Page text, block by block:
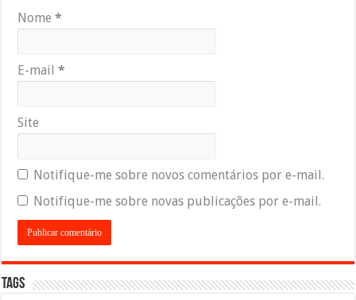
Nome*
E-mail*
Site
Notifique-me sobre novos comentários por e-mail.
Notifique-me sobre novas publicações por e-mail.
Tags